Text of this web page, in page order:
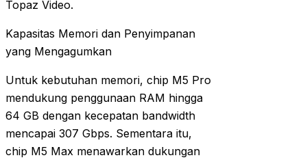
Topaz Video.
Kapasitas Memori dan Penyimpanan
yang Mengagumkan
Untuk kebutuhan memori, chip M5 Pro
mendukung penggunaan RAM hingga
64 GB dengan kecepatan bandwidth
mencapai 307 Gbps. Sementara itu,
chip M5 Max menawarkan dukungan